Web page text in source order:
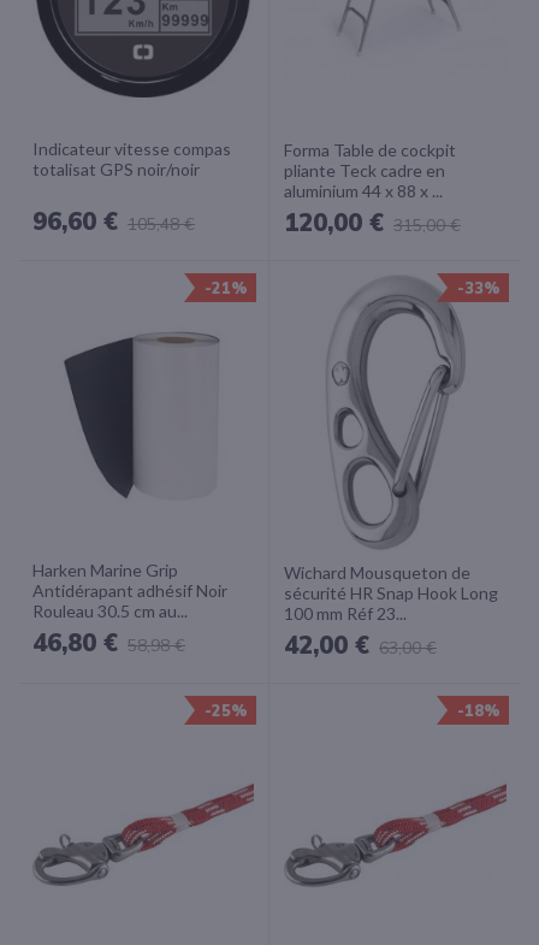
Indicateur vitesse compas
totalisat GPS noir/noir
96,60 € 105,48 €
Forma Table de cockpit
pliante Teck cadre en
aluminium 44 x 88 x ...
120,00 € 315,00 €
-21%
Harken Marine Grip
Antidérapant adhésif Noir
Rouleau 30.5 cm au...
46,80 € 58,98 €
-33%
Wichard Mousqueton de
sécurité HR Snap Hook Long
100 mm Réf 23...
42,00 € 63,00 €
-25% -18%